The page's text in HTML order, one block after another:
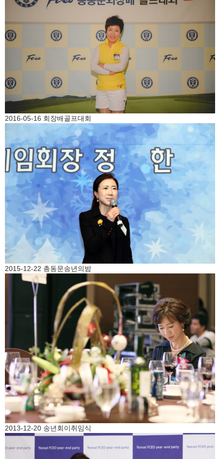
2016-05-16 회장배골프대회
2015-12-22 총동문송년의밤
2013-12-20 송년회이취임식